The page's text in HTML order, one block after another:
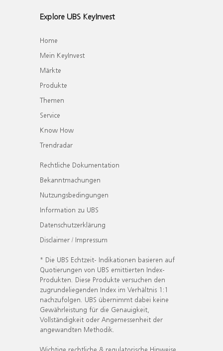
Explore UBS KeyInvest
Home
Mein KeyInvest
Märkte
Produkte
Themen
Service
Know How
Trendradar
Rechtliche Dokumentation
Bekanntmachungen
Nutzungsbedingungen
Information zu UBS
Datenschutzerklärung
Disclaimer / Impressum
* Die UBS Echtzeit- Indikationen basieren auf
Quotierungen von UBS emittierten Index-
Produkten. Diese Produkte versuchen den
zugrundeliegenden Index im Verhältnis 1:1
nachzufolgen. UBS übernimmt dabei keine
Gewährleistung für die Genauigkeit,
Vollständigkeit oder Angemessenheit der
angewandten Methodik.